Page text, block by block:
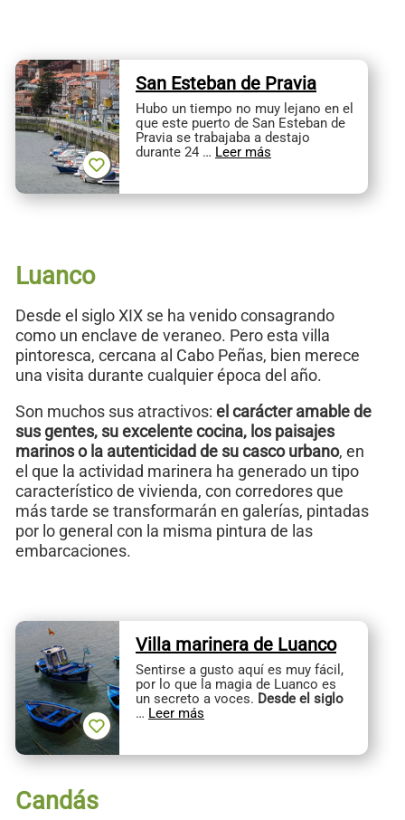
San Esteban de Pravia
Hubo un tiempo no muy lejano en el
que este puerto de San Esteban de
Pravia se trabajaba a destajo
durante 24 … Leer más
Luanco
Desde el siglo XIX se ha venido consagrando
como un enclave de veraneo. Pero esta villa
pintoresca, cercana al Cabo Peñas, bien merece
una visita durante cualquier época del año.
Son muchos sus atractivos: el carácter amable de
sus gentes, su excelente cocina, los paisajes
marinos o la autenticidad de su casco urbano, en
el que la actividad marinera ha generado un tipo
característico de vivienda, con corredores que
más tarde se transformarán en galerías, pintadas
por lo general con la misma pintura de las
embarcaciones.
Villa marinera de Luanco
Sentirse a gusto aquí es muy fácil,
por lo que la magia de Luanco es
un secreto a voces. Desde el siglo
… Leer más
Candás